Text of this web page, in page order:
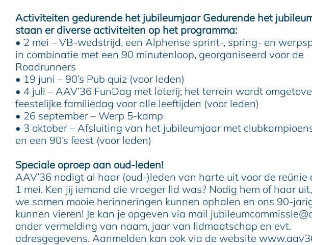
Activiteiten gedurende het jubileumjaar Gedurende het
staan er diverse activiteiten op het programma:
• 2 mei – VB-wedstrijd, een Alphense sprint-, spring- en
in combinatie met een 90 minutenloop, georganiseerd voor de
Roadrunners
• 19 juni – 90’s Pub quiz (voor leden)
• 4 juli – AAV’36 FunDag met loterij; het terrein wordt
feestelijke familiedag voor alle leeftijden (voor leden)
• 26 september – Werp 5-kamp
• 3 oktober – Afsluiting van het jubileumjaar met
en een 90’s feest (voor leden)
Speciale oproep aan oud-leden!
AAV’36 nodigt al haar (oud-)leden van harte uit voor de reünie
1 mei. Ken jij iemand die vroeger lid was? Nodig hem of haar
we samen mooie herinneringen kunnen ophalen en ons 90-
kunnen vieren! Je kan je opgeven via mail
onder vermelding van naam, jaar van lidmaatschap en evt.
adresgegevens. Aanmelden kan ook via de website